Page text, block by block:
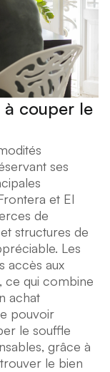
couper le
ses
et El
de
structures de
Les
accès aux
ce qui combine
achat
pouvoir
le souffle
grâce à
le bien